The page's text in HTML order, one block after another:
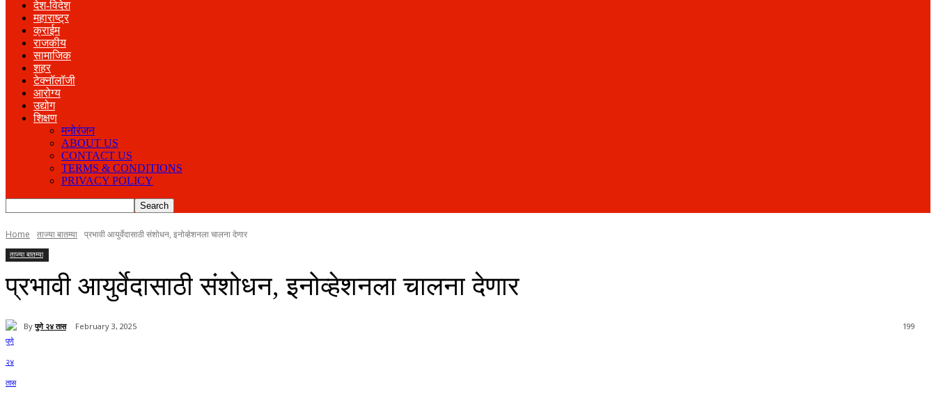
देश-विदेश
महाराष्ट्र
क्राईम
राजकीय
सामाजिक
शहर
टेक्नॉलॉजी
आरोग्य
उद्योग
शिक्षण
मनोरंजन
ABOUT US
CONTACT US
TERMS & CONDITIONS
PRIVACY POLICY
Home ताज्या बातम्या प्रभावी आयुर्वेदासाठी संशोधन, इनोव्हेशनला चालना देणार
ताज्या बातम्या
प्रभावी आयुर्वेदासाठी संशोधन, इनोव्हेशनला चालना देणार
By पुणे २४ तास February 3, 2025 199